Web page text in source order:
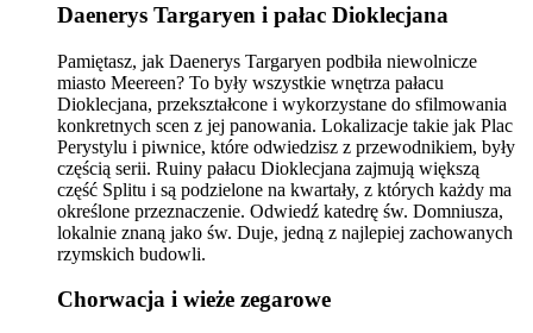
Daenerys Targaryen i pałac Dioklecjana
Pamiętasz, jak Daenerys Targaryen podbiła niewolnicze
miasto Meereen? To były wszystkie wnętrza pałacu
Dioklecjana, przekształcone i wykorzystane do sfilmowania
konkretnych scen z jej panowania. Lokalizacje takie jak Plac
Perystylu i piwnice, które odwiedzisz z przewodnikiem, były
częścią serii. Ruiny pałacu Dioklecjana zajmują większą
część Splitu i są podzielone na kwartały, z których każdy ma
określone przeznaczenie. Odwiedź katedrę św. Domniusza,
lokalnie znaną jako św. Duje, jedną z najlepiej zachowanych
rzymskich budowli.
Chorwacja i wieże zegarowe